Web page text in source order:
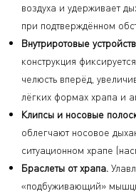
воздуха и удерживает
при подтверждённом
Внутриротовые
конструкция
челюсть вперёд,
лёгких формах храпа и
Клипсы и носовые
облегчают носовое
ситуационном храпе
Браслеты от храпа.
«подбуживающий»